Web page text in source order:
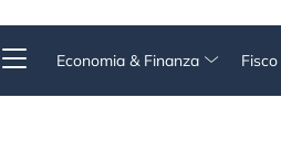
Economia & Finanza